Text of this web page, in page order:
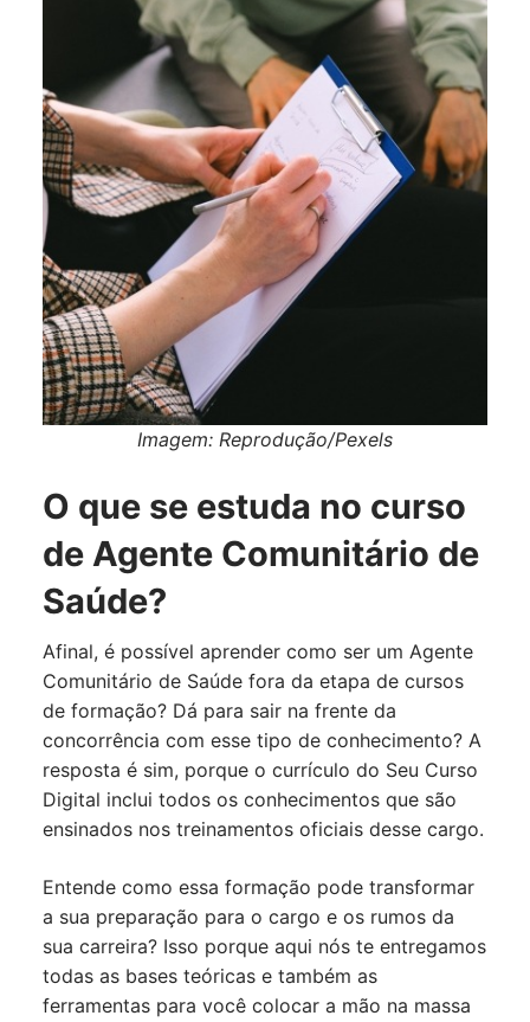
Imagem: Reprodução/Pexels
O que se estuda no curso
de Agente Comunitário de
Saúde?
Afinal, é possível aprender como ser um Agente
Comunitário de Saúde fora da etapa de cursos
de formação? Dá para sair na frente da
concorrência com esse tipo de conhecimento? A
resposta é sim, porque o currículo do Seu Curso
Digital inclui todos os conhecimentos que são
ensinados nos treinamentos oficiais desse cargo.
Entende como essa formação pode transformar
a sua preparação para o cargo e os rumos da
sua carreira? Isso porque aqui nós te entregamos
todas as bases teóricas e também as
ferramentas para você colocar a mão na massa